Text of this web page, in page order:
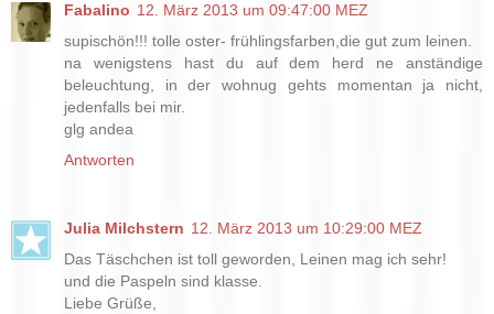
Fabalino 12. März 2013 um 09:47:00 MEZ
supischön!!! tolle oster- frühlingsfarben,die gut zum leinen.
na wenigstens hast du auf dem herd ne anständige
beleuchtung, in der wohnug gehts momentan ja nicht,
jedenfalls bei mir.
glg andea
Antworten
Julia Milchstern 12. März 2013 um 10:29:00 MEZ
Das Täschchen ist toll geworden, Leinen mag ich sehr!
und die Paspeln sind klasse.
Liebe Grüße,